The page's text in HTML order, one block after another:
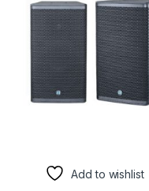
Add to wishlist